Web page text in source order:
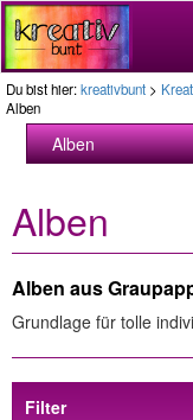
Du bist hier:kreativbunt >
Alben
Alben
Alben aus
Grundlage für tolle
Filter